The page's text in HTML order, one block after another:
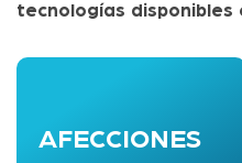
tecnologías disponibles
AFECCIONES